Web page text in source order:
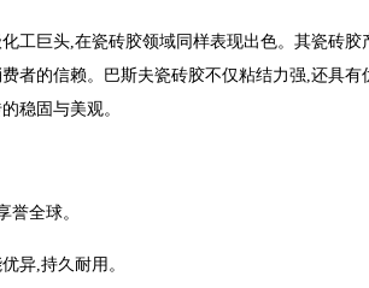
工巨头,在瓷砖胶领域同样表现出色。其瓷砖胶
者的信赖。巴斯夫瓷砖胶不仅粘结力强,还具有
稳固与美观。
誉全球。
异,持久耐用。